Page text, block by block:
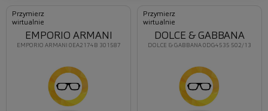
Przymierz
wirtualnie
EMPORIO ARMANI 0EA2174B 301587
EMPORIO ARMANI
Przymierz
wirtualnie
DOLCE & GABBANA 0DG4535 502/13
DOLCE & GABBANA